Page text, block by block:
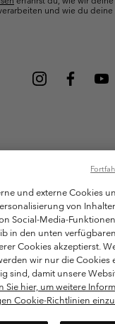
und wie du
Austria GmbH.
Alle Rechte
Allgemeine
des Mitglieder
Für Nutzergenerierte
und externe Cookies
von
Social-Media-
in den unten
Cookies akzeptierst.
wir nur die Cookies
sind, damit unsere
Sie hier, um weitere
Cookie-Richtlinien
Sie Ihr Lieferland
Online-Einkauf